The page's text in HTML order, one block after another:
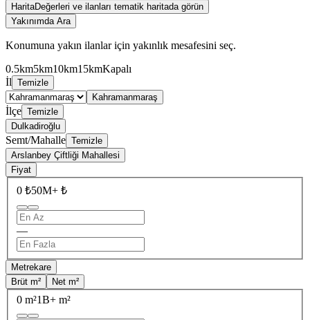
HaritaDeğerleri ve ilanları tematik haritada görün
Yakınımda Ara
Konumuna yakın ilanlar için yakınlık mesafesini seç.
0.5km5km10km15kmKapalı
İl Temizle
Kahramanmaraş
İlçe Temizle
Dulkadiroğlu
Semt/Mahalle Temizle
Arslanbey Çiftliği Mahallesi
Fiyat
0 ₺50M+ ₺
—
Metrekare
Brüt m²
Net m²
0 m²1B+ m²